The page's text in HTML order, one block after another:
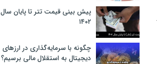
پیش بینی قیمت تتر تا پایان سال
۱۴۰۲
چگونه با سرمایه‌گذاری در ارزهای
دیجیتال به استقلال مالی برسیم؟